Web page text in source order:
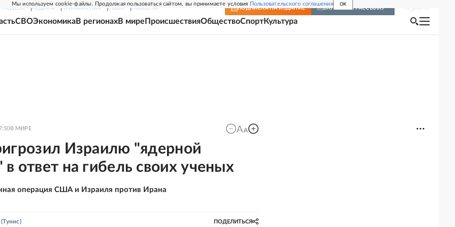
Мы используем cookie-файлы. Продолжая пользоваться сайтом, вы принимаете условия Пользовательского соглашения OK
НЕДЕЛЯ РОДИНА ПРИЛОЖЕНИЯ СОЮЗ НОВОСТИ ПОДПИСКА НА ИЗДАНИЕ ВКЛЮЧИТЬ РАССЫЛКУ
СВОЭкономикаВ регионахВ мире ПроисшествияОбществоСпортКультура
В МИРЕ
Израилю "ядерной
ответ на гибель своих ученых
операция США и Израиля против Ирана
ПОДЕЛИТЬСЯ